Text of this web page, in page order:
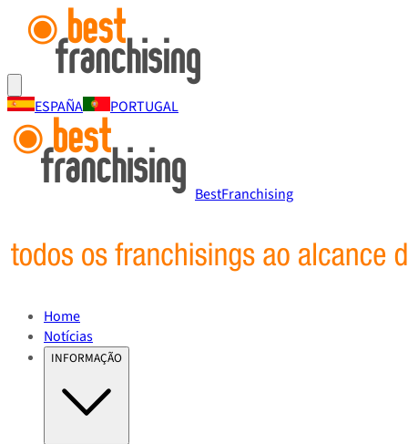
ESPAÑA PORTUGAL
BestFranchising
Home
Notícias
INFORMAÇÃO